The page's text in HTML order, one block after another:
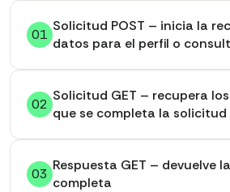
01
Solicitud POST – inicia la
datos para el perfil o
02
Solicitud GET – recupera
que se completa la solicitud
03
Respuesta GET – devuelve
completa